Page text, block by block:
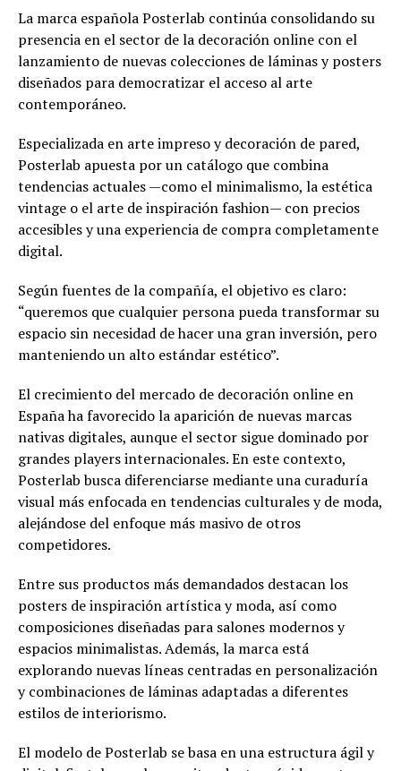
La marca española Posterlab continúa consolidando su
presencia en el sector de la decoración online con el
lanzamiento de nuevas colecciones de láminas y posters
diseñados para democratizar el acceso al arte
contemporáneo.
Especializada en arte impreso y decoración de pared,
Posterlab apuesta por un catálogo que combina
tendencias actuales —como el minimalismo, la estética
vintage o el arte de inspiración fashion— con precios
accesibles y una experiencia de compra completamente
digital.
Según fuentes de la compañía, el objetivo es claro:
“queremos que cualquier persona pueda transformar su
espacio sin necesidad de hacer una gran inversión, pero
manteniendo un alto estándar estético”.
El crecimiento del mercado de decoración online en
España ha favorecido la aparición de nuevas marcas
nativas digitales, aunque el sector sigue dominado por
grandes players internacionales. En este contexto,
Posterlab busca diferenciarse mediante una curaduría
visual más enfocada en tendencias culturales y de moda,
alejándose del enfoque más masivo de otros
competidores.
Entre sus productos más demandados destacan los
posters de inspiración artística y moda, así como
composiciones diseñadas para salones modernos y
espacios minimalistas. Además, la marca está
explorando nuevas líneas centradas en personalización
y combinaciones de láminas adaptadas a diferentes
estilos de interiorismo.
El modelo de Posterlab se basa en una estructura ágil y